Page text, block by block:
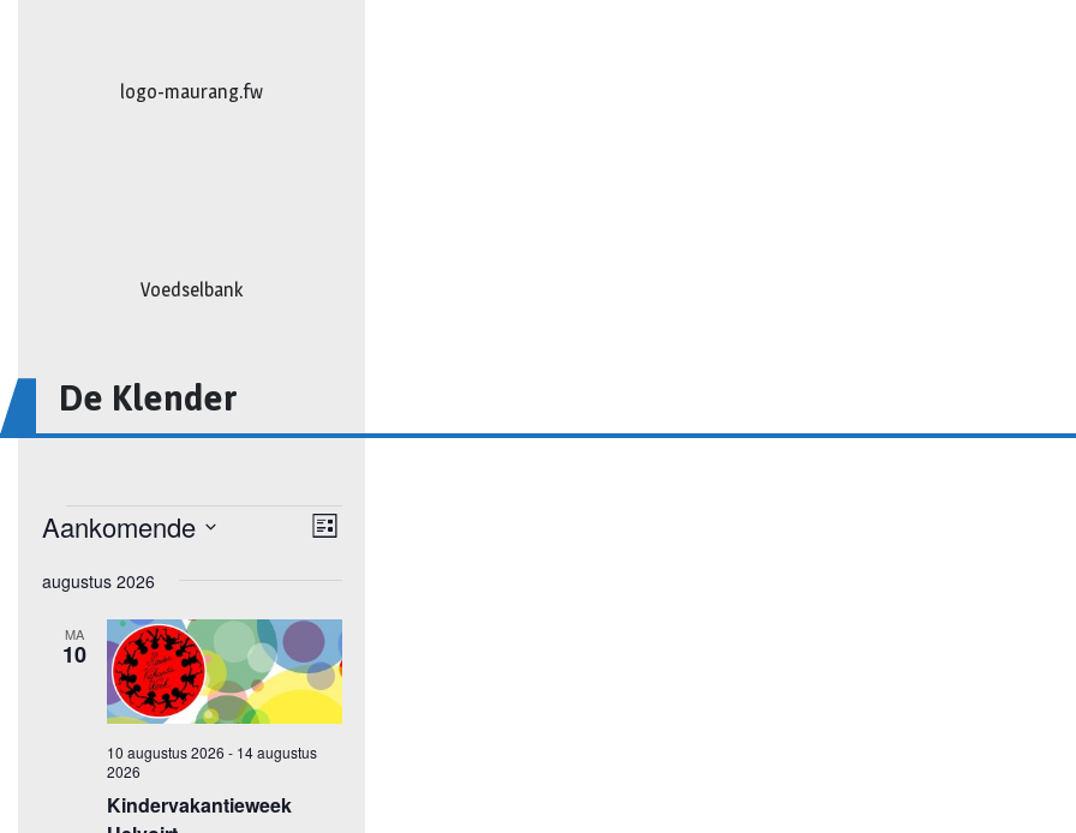
johan
Voedselbank
De Klender